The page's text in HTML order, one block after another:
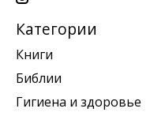
Категории
Книги
Библии
Гигиена и здоровье